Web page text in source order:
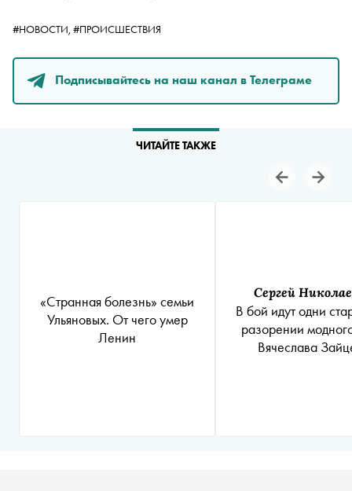
#НОВОСТИ, #ПРОИСШЕСТВИЯ
Подписывайтесь на наш канал в Телеграме
ЧИТАЙТЕ ТАКЖЕ
«Странная болезнь» семьи
Ульяновых. От чего умер
Ленин
Сергей
В бой идут одни
разорении
Вячеслава